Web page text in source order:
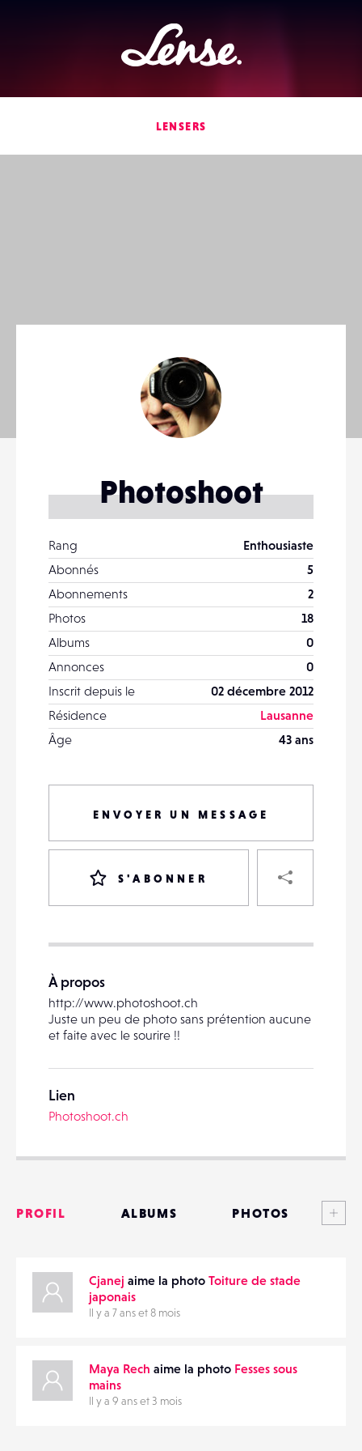
Lense
LENSERS
Photoshoot
Rang
Enthousiaste
Abonnés
5
Abonnements
2
Photos
18
Albums
0
Annonces
0
Inscrit depuis le
02 décembre 2012
Résidence
Lausanne
Âge
43 ans
ENVOYER UN MESSAGE
S'ABONNER
À propos
http://www.photoshoot.ch
Juste un peu de photo sans prétention aucune
et faite avec le sourire !!
Lien
Photoshoot.ch
PROFIL ALBUMS PHOTOS
MATÉRIELS
ÉVÉNEMENTS
Cjanej aime la photo Toiture de stade
japonais
Il y a 7 ans et 8 mois
Maya Rech aime la photo Fesses sous
mains
Il y a 9 ans et 3 mois